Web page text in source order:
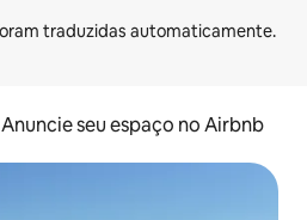
Anuncie seu espaço no Airbnb